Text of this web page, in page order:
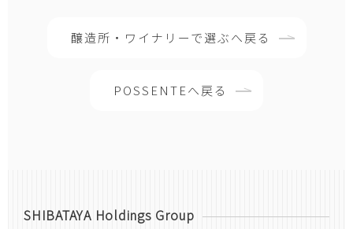
醸造所・ワイナリーで選ぶへ戻る
POSSENTEへ戻る
SHIBATAYA Holdings Group